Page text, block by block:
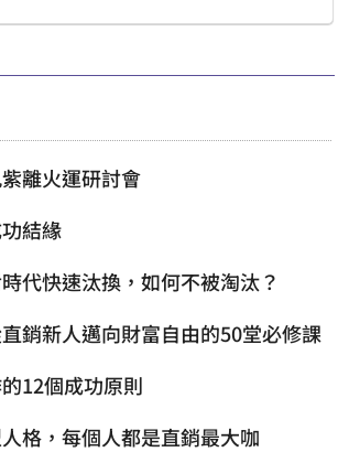
離火運研討會
結緣
代快速汰換，如何不被淘汰？
銷新人邁向財富自由的50堂必修課
12個成功原則
格，每個人都是直銷最大咖